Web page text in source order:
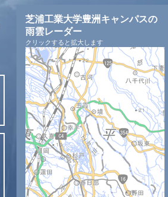
芝浦工業大学豊洲キャンパスの
雨雲レーダー
クリックすると拡大します